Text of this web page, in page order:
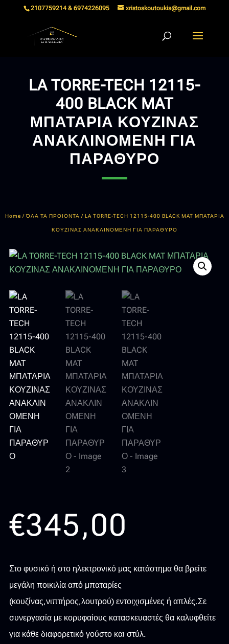
2107759214 & 6974226095 xristoskoutoukis@gmail.com
LA TORRE-TECH 12115-
400 BLACK MAT
ΜΠΑΤΑΡΙΑ ΚΟΥΖΙΝΑΣ
ΑΝΑΚΛΙΝΟΜΕΝΗ ΓΙΑ
ΠΑΡΑΘΥΡΟ
Home /ΌΛΑ ΤΑ ΠΡΟΙΟΝΤΑ / LA TORRE-TECH 12115-400 BLACK MAT ΜΠΑΤΑΡΙΑ
ΚΟΥΖΙΝΑΣ ΑΝΑΚΛΙΝΟΜΕΝΗ ΓΙΑ ΠΑΡΑΘΥΡΟ
€345,00
Στο φυσικό ή στο ηλεκτρονικό μας κατάστημα θα βρείτε
μεγάλη ποικιλία από μπαταρίες
(κουζίνας,νιπτήρος,λουτρού) εντοιχισμένες ή απλές.Σε
συνεργασία με κορυφαίους κατασκευαστές θα καλυφθείτε
για κάθε διαφορετικό γούστο και στύλ.